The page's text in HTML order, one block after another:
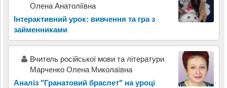
Олена Анатоліївна
Інтерактивний урок: вивчення та гра з
займенниками
Вчитель російської мови та літератури
Марченко Олена Миколаївна
Аналіз "Гранатовий браслет" на уроці